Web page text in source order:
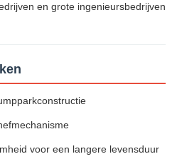
en grote ingenieursbedrijven
voor een langere levensduur